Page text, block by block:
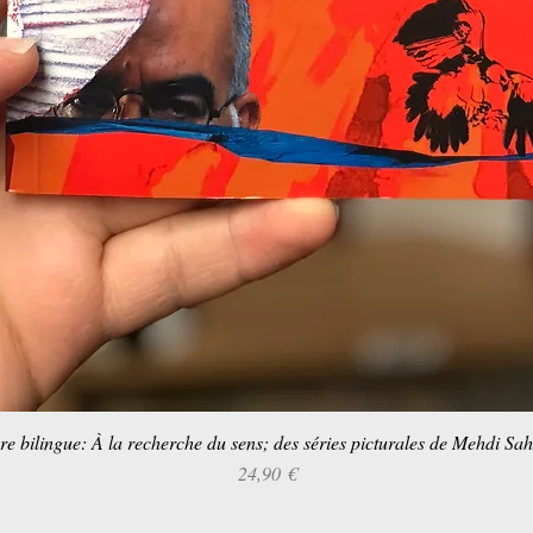
Aperçu rapide
bilingue: À la recherche du sens; des séries picturales de Mehdi
Prix
24,90 €